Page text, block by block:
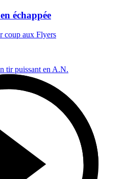
échappée
coup aux Flyers